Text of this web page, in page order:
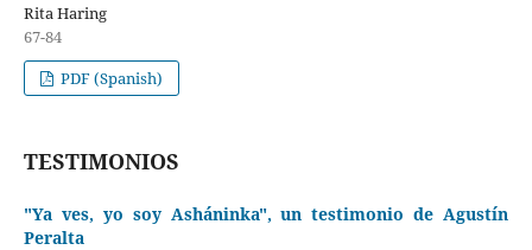
Rita Haring
67-84
PDF (Spanish)
TESTIMONIOS
"Ya ves, yo soy Asháninka", un testimonio de Agustín
Peralta